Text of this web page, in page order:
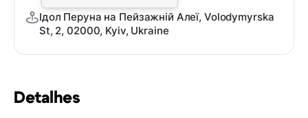
Detalhes
Ідол Перуна на Пейзажній Алеї, Volodymyrska
St, 2, 02000, Kyiv, Ukraine